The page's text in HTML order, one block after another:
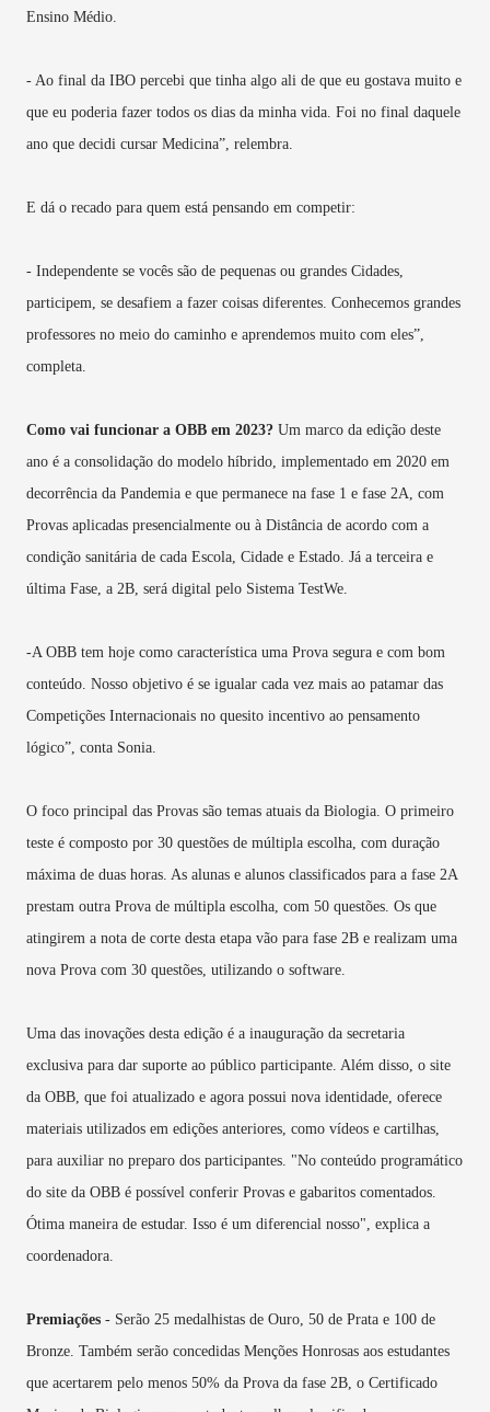
Ensino Médio.
- Ao final da IBO percebi que tinha algo ali de que eu gostava muito e
que eu poderia fazer todos os dias da minha vida. Foi no final daquele
ano que decidi cursar Medicina”, relembra.
E dá o recado para quem está pensando em competir:
- Independente se vocês são de pequenas ou grandes Cidades,
participem, se desafiem a fazer coisas diferentes. Conhecemos grandes
professores no meio do caminho e aprendemos muito com eles”,
completa.
Como vai funcionar a OBB em 2023? Um marco da edição deste
ano é a consolidação do modelo híbrido, implementado em 2020 em
decorrência da Pandemia e que permanece na fase 1 e fase 2A, com
Provas aplicadas presencialmente ou à Distância de acordo com a
condição sanitária de cada Escola, Cidade e Estado. Já a terceira e
última Fase, a 2B, será digital pelo Sistema TestWe.
-A OBB tem hoje como característica uma Prova segura e com bom
conteúdo. Nosso objetivo é se igualar cada vez mais ao patamar das
Competições Internacionais no quesito incentivo ao pensamento
lógico”, conta Sonia.
O foco principal das Provas são temas atuais da Biologia. O primeiro
teste é composto por 30 questões de múltipla escolha, com duração
máxima de duas horas. As alunas e alunos classificados para a fase 2A
prestam outra Prova de múltipla escolha, com 50 questões. Os que
atingirem a nota de corte desta etapa vão para fase 2B e realizam uma
nova Prova com 30 questões, utilizando o software.
Uma das inovações desta edição é a inauguração da secretaria
exclusiva para dar suporte ao público participante. Além disso, o site
da OBB, que foi atualizado e agora possui nova identidade, oferece
materiais utilizados em edições anteriores, como vídeos e cartilhas,
para auxiliar no preparo dos participantes. "No conteúdo programático
do site da OBB é possível conferir Provas e gabaritos comentados.
Ótima maneira de estudar. Isso é um diferencial nosso", explica a
coordenadora.
Premiações - Serão 25 medalhistas de Ouro, 50 de Prata e 100 de
Bronze. Também serão concedidas Menções Honrosas aos estudantes
que acertarem pelo menos 50% da Prova da fase 2B, o Certificado